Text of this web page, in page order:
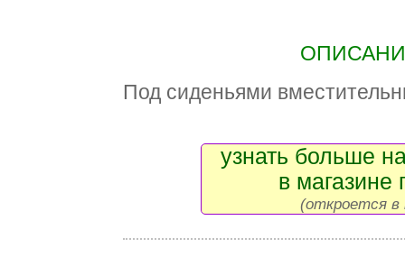
Под сиденьями
узнать больше
в магазине
(откроется в